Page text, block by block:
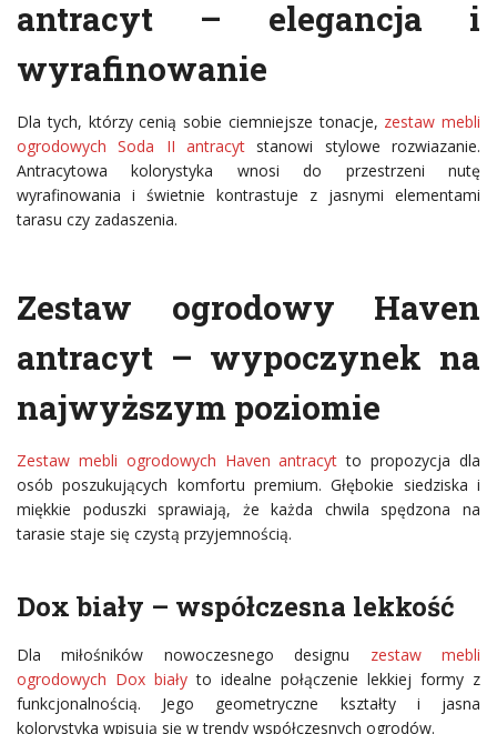
antracyt – elegancja i
wyrafinowanie
Dla tych, którzy cenią sobie ciemniejsze tonacje, zestaw mebli
ogrodowych Soda II antracyt stanowi stylowe rozwiazanie.
Antracytowa kolorystyka wnosi do przestrzeni nutę
wyrafinowania i świetnie kontrastuje z jasnymi elementami
tarasu czy zadaszenia.
Zestaw ogrodowy Haven
antracyt – wypoczynek na
najwyższym poziomie
Zestaw mebli ogrodowych Haven antracyt to propozycja dla
osób poszukujących komfortu premium. Głębokie siedziska i
miękkie poduszki sprawiają, że każda chwila spędzona na
tarasie staje się czystą przyjemnością.
Dox biały – współczesna lekkość
Dla miłośników nowoczesnego designu zestaw mebli
ogrodowych Dox biały to idealne połączenie lekkiej formy z
funkcjonalnością. Jego geometryczne kształty i jasna
kolorystyka wpisują się w trendy współczesnych ogrodów.